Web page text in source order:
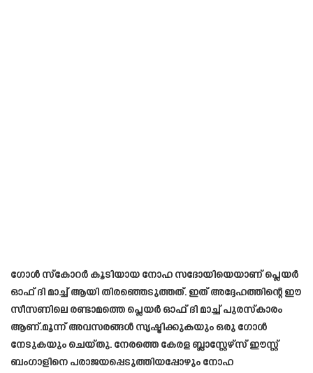
ഗോൾ സ്കോറർ കൂടിയായ നോഹ സദോയിയെയാണ് പ്ലെയർ
ഓഫ് ദി മാച്ച് ആയി തിരഞ്ഞെടുത്തത്. ഇത് അദ്ദേഹത്തിന്റെ ഈ
സീസണിലെ രണ്ടാമത്തെ പ്ലെയർ ഓഫ് ദി മാച്ച് പുരസ്കാരം
ആണ്.മൂന്ന് അവസരങ്ങൾ സൃഷ്ടിക്കുകയും ഒരു ഗോൾ
നേടുകയും ചെയ്തു. നേരത്തെ കേരള ബ്ലാസ്റ്റേഴ്സ് ഈസ്റ്റ്
ബംഗാളിനെ പരാജയപ്പെടുത്തിയപ്പോഴും നോഹ